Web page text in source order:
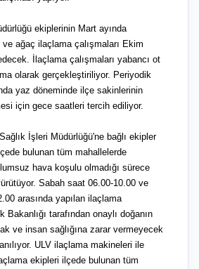
ekiplerinin Mart ayında
ve ağaç ilaçlama çalışmaları Ekim
İlaçlama çalışmaları yabancı ot
olarak gerçekleştiriliyor. Periyodik
yaz döneminde ilçe sakinlerinin
için gece saatleri tercih ediliyor.
İşleri Müdürlüğü'ne bağlı ekipler
bulunan tüm mahallelerde
hava koşulu olmadığı sürece
Sabah saat 06.00-10.00 ve
arasında yapılan ilaçlama
Bakanlığı tarafından onaylı doğanın
ve insan sağlığına zarar vermeyecek
ULV ilaçlama makineleri ile
ekipleri ilçede bulunan tüm